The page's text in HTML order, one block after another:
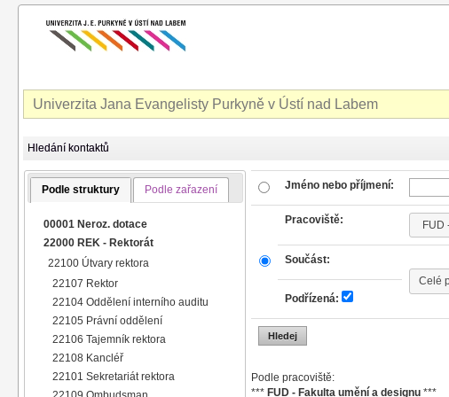
Univerzita Jana Evangelisty Purkyně v Ústí nad Labem
Hledání kontaktů
Podle struktury Podle zařazení
00001 Neroz. dotace
22000 REK - Rektorát
22100 Útvary rektora
22107 Rektor
22104 Oddělení interního auditu
22105 Právní oddělení
22106 Tajemník rektora
22108 Kancléř
22101 Sekretariát rektora
Jméno nebo příjmení:
Pracoviště:
Součást:
Podřízená:
Podle pracoviště:
*** FUD - Fakulta umění a designu ***